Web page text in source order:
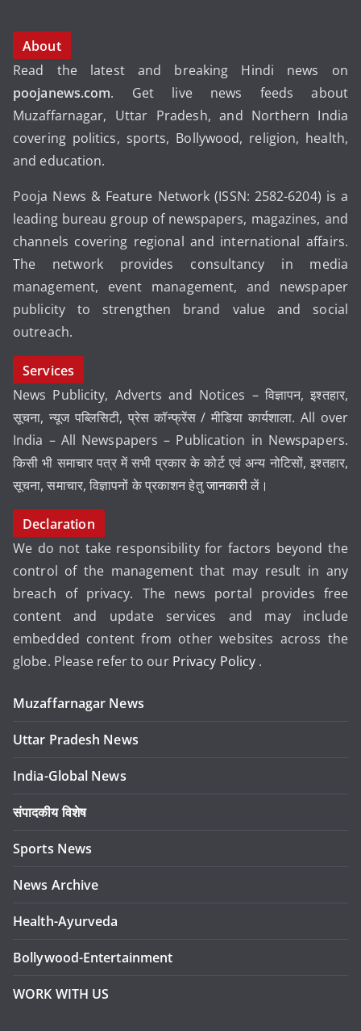
About
Read the latest and breaking Hindi news on
poojanews.com. Get live news feeds about
Muzaffarnagar, Uttar Pradesh, and Northern India
covering politics, sports, Bollywood, religion, health,
and education.
Pooja News & Feature Network (ISSN: 2582-6204) is a
leading bureau group of newspapers, magazines, and
channels covering regional and international affairs.
The network provides consultancy in media
management, event management, and newspaper
publicity to strengthen brand value and social
outreach.
Services
News Publicity, Adverts and Notices – विज्ञापन, इश्तहार,
सूचना, न्यूज पब्लिसिटी, प्रेस कॉन्फ्रेंस / मीडिया कार्यशाला. All over
India – All Newspapers – Publication in Newspapers.
किसी भी समाचार पत्र में सभी प्रकार के कोर्ट एवं अन्य नोटिसों, इश्तहार,
सूचना, समाचार, विज्ञापनों के प्रकाशन हेतुजानकारीलें।
Declaration
We do not take responsibility for factors beyond the
control of the management that may result in any
breach of privacy. The news portal provides free
content and update services and may include
embedded content from other websites across the
globe. Please refer to our Privacy Policy .
Muzaffarnagar News
Uttar Pradesh News
India-Global News
संपादकीय विशेष
Sports News
News Archive
Health-Ayurveda
Bollywood-Entertainment
WORK WITH US